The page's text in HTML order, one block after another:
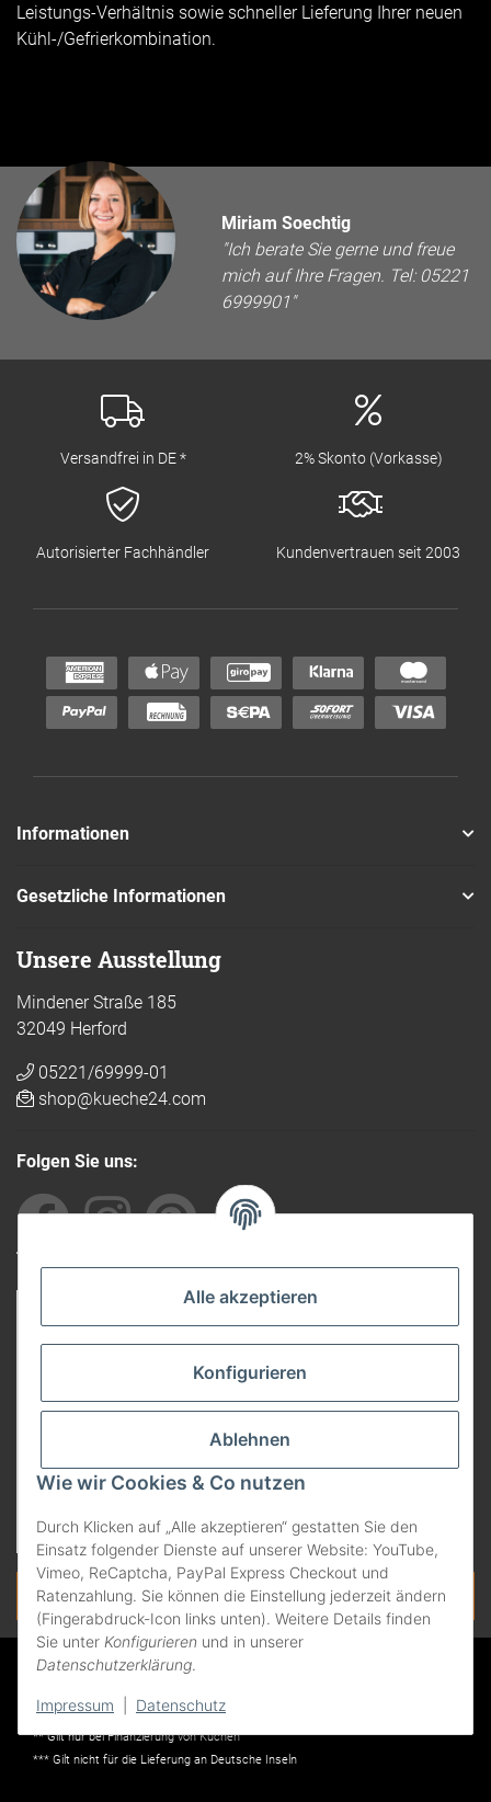
Alle akzeptieren
Konfigurieren
Ablehnen
Wie wir Cookies & Co nutzen
Durch Klicken auf „Alle akzeptieren“ gestatten Sie den
Einsatz folgender Dienste auf unserer Website: YouTube,
Vimeo, ReCaptcha, PayPal Express Checkout und
Ratenzahlung. Sie können die Einstellung jederzeit ändern
(Fingerabdruck-Icon links unten). Weitere Details finden
Sie unter Konfigurieren und in unserer
Datenschutzerklärung.
Impressum Datenschutz
Leistungs-Verhältnis sowie schneller Lieferung Ihrer neuen
Kühl-/Gefrierkombination.
Miriam Soechtig
"Ich berate Sie gerne und freue
mich auf Ihre Fragen. Tel: 05221
6999901"
Versandfrei in DE * 2% Skonto (Vorkasse)
Autorisierter Fachhändler Kundenvertrauen seit 2003
Informationen
Gesetzliche Informationen
Unsere Ausstellung
Mindener Straße 185
32049 Herford
05221/69999-01
shop@kueche24.com
Folgen Sie uns:
Von anderen empfohlen
Vertrag widerrufen
* Alle Preise in Euro und inkl. der gesetzlichen Mehrwertsteuer, zzgl.
Nur solange der Vorrat reicht. Liefergebiet: Deutschland.
** Gilt nur bei Finanzierung von Küchen
*** Gilt nicht für die Lieferung an Deutsche Inseln